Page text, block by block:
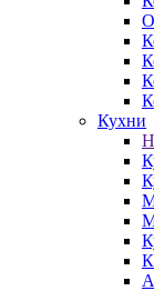
Кухни